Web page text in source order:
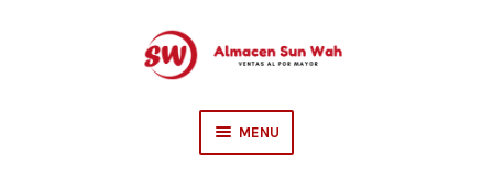
MENU